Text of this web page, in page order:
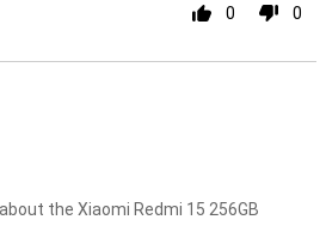
0 0
the Xiaomi Redmi 15 256GB